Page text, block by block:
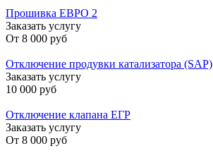
Прошивка ЕВРО 2
Заказать услугу
От 8 000 руб
Отключение продувки катализатора (SAP)
Заказать услугу
10 000 руб
Отключение клапана ЕГР
Заказать услугу
От 8 000 руб